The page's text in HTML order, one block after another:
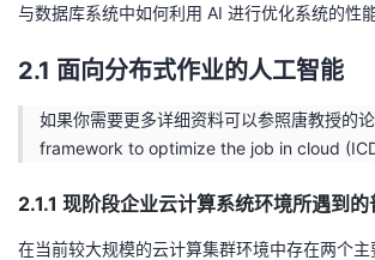
与数据库系统中如何利用 AI 进行优化系统的性能
2.1 面向分布式作业的人工智能
如果你需要更多详细资料可以参照唐教授的
framework to optimize the job in cloud
2.1.1 现阶段企业云计算系统环境所遇到
在当前较大规模的云计算集群环境中存在两个主